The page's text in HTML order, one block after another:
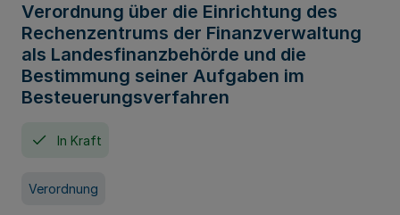
Verordnung über die Einrichtung des
Rechenzentrums der Finanzverwaltung
als Landesfinanzbehörde und die
Bestimmung seiner Aufgaben im
Besteuerungsverfahren
In Kraft
Verordnung